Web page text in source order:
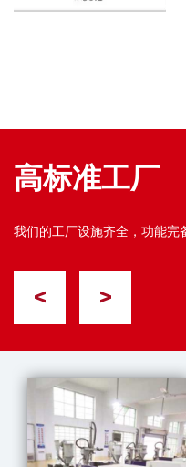
高标准工厂
我们的工厂设施齐全，功能完
< >